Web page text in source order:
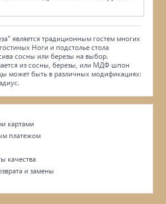
является традиционным гостем многих
Ноги и подстолье стола
сосны или березы на выбор.
из сосны, березы, или МДФ шпон
может быть в различных модификациях:
картами
платежом
качества
и замены